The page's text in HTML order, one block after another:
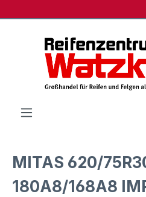
MITAS 620/
180A8/168A8